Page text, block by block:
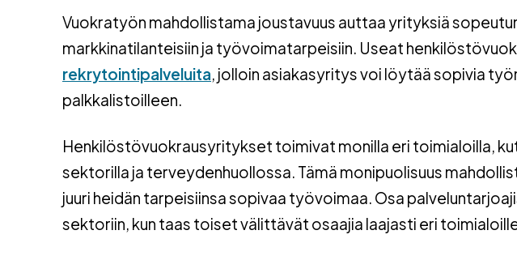
Vuokratyön mahdollistama joustavuus auttaa yrityksiä
markkinatilanteisiin ja työvoimatarpeisiin. Useat
rekrytointipalveluita, jolloin asiakasyritys voi löytää sopivia
palkkalistoilleen.
Henkilöstövuokrausyritykset toimivat monilla eri toimialoilla,
sektorilla ja terveydenhuollossa. Tämä monipuolisuus
juuri heidän tarpeisiinsa sopivaa työvoimaa. Osa
sektoriin, kun taas toiset välittävät osaajia laajasti eri